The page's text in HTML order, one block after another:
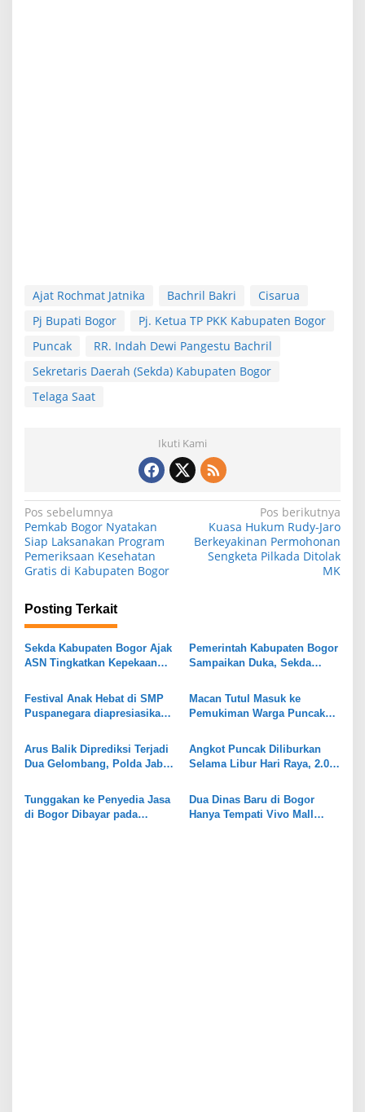
Ajat Rochmat Jatnika Bachril Bakri
Cisarua
Pj Bupati Bogor
Pj. Ketua TP PKK Kabupaten Bogor
Puncak
RR. Indah Dewi Pangestu Bachril
Sekretaris Daerah (Sekda) Kabupaten Bogor
Telaga Saat
Ikuti Kami
N
a
v
g
a
s
p
o
s
Pos sebelumnya
Pemkab Bogor Nyatakan
Siap Laksanakan Program
Pemeriksaan Kesehatan
Gratis di Kabupaten Bogor
Pos berikutnya
Kuasa Hukum Rudy-Jaro
Berkeyakinan Permohonan
Sengketa Pilkada Ditolak
MK
Posting Terkait
Sekda Kabupaten Bogor Ajak
ASN Tingkatkan Kepekaan
Fiskal Daerah
Pemerintah Kabupaten Bogor
Sampaikan Duka, Sekda
Korban Kecelakaan di
Tangerang
Festival Anak Hebat di SMP
Puspanegara diapresiasikan
Kreativitas dan Kepedulian
Lingkungan
Macan Tutul Masuk ke
Pemukiman Warga Puncak
Arus Balik Diprediksi Terjadi
Dua Gelombang, Polda Jabar
Angkot Puncak Diliburkan
Selama Libur Hari Raya, 2.068
Juta
Tunggakan ke Penyedia Jasa
di Bogor Dibayar pada
Dua Dinas Baru di Bogor
Hanya Tempati Vivo Mall